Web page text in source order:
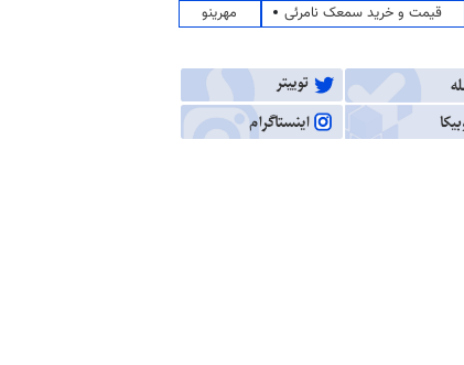
قیمت و خرید سمعک نامرئی
مهرینو